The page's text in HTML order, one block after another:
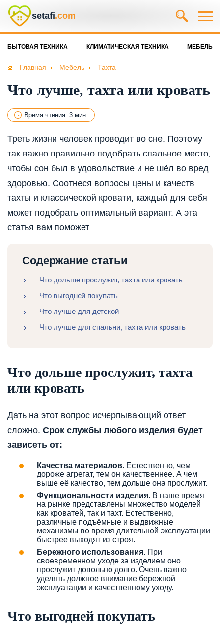
setafi.com
БЫТОВАЯ ТЕХНИКА КЛИМАТИЧЕСКАЯ ТЕХНИКА МЕБЕЛЬ
Главная Мебель Тахта
Что лучше, тахта или кровать
Время чтения: 3 мин.
Треть жизни человек проводит во сне. Поэтому
так важно правильно подобрать спальное место,
чтобы сон был в удовольствие и не шёл во вред
здоровью. Соотнеся вопросы цены и качеств
тахты и классической кровати, каждый для себя
может подобрать оптимальный вариант. А эта
статья вам поможет
Содержание статьи
Что дольше прослужит, тахта или кровать
Что выгодней покупать
Что лучше для детской
Что лучше для спальни, тахта или кровать
Что дольше прослужит, тахта
или кровать
Дать на этот вопрос исчерпывающий ответ
сложно. Срок службы любого изделия будет
зависеть от:
Качества материалов. Естественно, чем
дороже агрегат, тем он качественнее. А чем
выше её качество, тем дольше она прослужит.
Функциональности изделия. В наше время
на рынке представлены множество моделей
как кроватей, так и тахт. Естественно,
различные подъёмные и выдвижные
механизмы во время длительной эксплуатации
быстрее выходят из строя.
Бережного использования. При
своевременном уходе за изделием оно
прослужит довольно долго. Очень важно
уделять должное внимание бережной
эксплуатации и качественному уходу.
Что выгодней покупать